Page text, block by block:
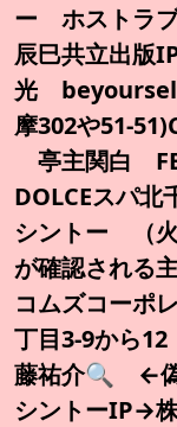
ー ホストラ
辰巳共立出
光
摩302や51-
亭主関白
DOLCEスパ北
シントー （
が確認される
コムズコーポ
丁目3-9から
藤祐介🔍️ ←
シントーIP→